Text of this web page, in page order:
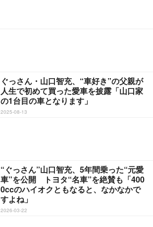
ぐっさん・山口智充、“車好き”の父親が
人生で初めて買った愛車を披露「山口家
の1台目の車となります」
2025-08-13
“ぐっさん”山口智充、5年間乗った“元愛
車”を公開 トヨタ“名車”を絶賛も「400
0ccのハイオクともなると、なかなかで
すよね」
2026-03-22